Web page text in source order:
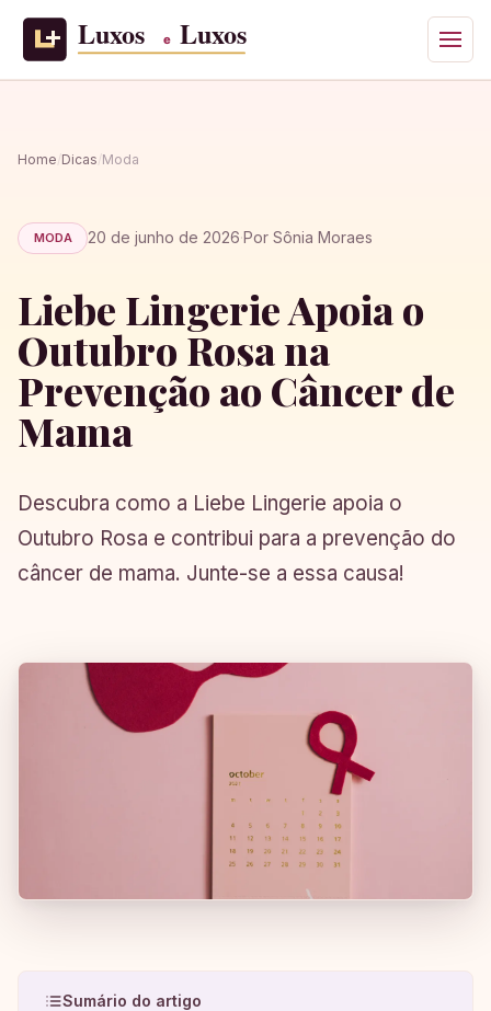
Home/Dicas/Moda
MODA 20 de junho de 2026·Por Sônia Moraes
Liebe Lingerie Apoia o
Outubro Rosa na
Prevenção ao Câncer de
Mama
Descubra como a Liebe Lingerie apoia o
Outubro Rosa e contribui para a prevenção do
câncer de mama. Junte-se a essa causa!
Sumário do artigo